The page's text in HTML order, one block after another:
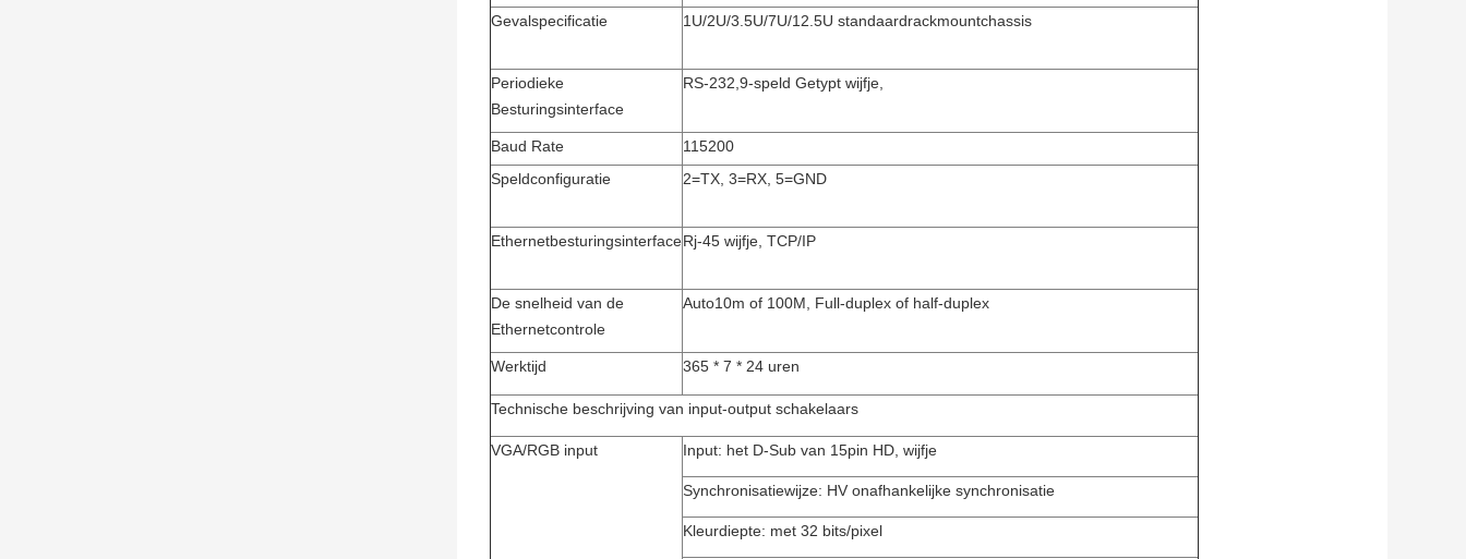
Gevalspecificatie 1U/2U/3.5U/7U/12.5U standaardrackmountchassis
Periodieke
Besturingsinterface
RS-232,9-speld Getypt wijfje,
Baud Rate
115200
Speldconfiguratie
2=TX, 3=RX, 5=GND
EthernetbesturingsinterfaceRj-45 wijfje, TCP/IP
De snelheid van de
Ethernetcontrole
Auto10m of 100M, Full-duplex of half-duplex
Werktijd 365 * 7 * 24 uren
Technische beschrijving van input-output schakelaars
VGA/RGB input Input: het D-Sub van 15pin HD, wijfje
Synchronisatiewijze: HV onafhankelijke synchronisatie
Kleurdiepte: met 32 bits/pixel